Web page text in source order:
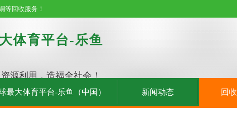
等回收服务！
体育平台-乐鱼
源利用，造福全社会！
最大体育平台-乐鱼（中国） 新闻动态 回